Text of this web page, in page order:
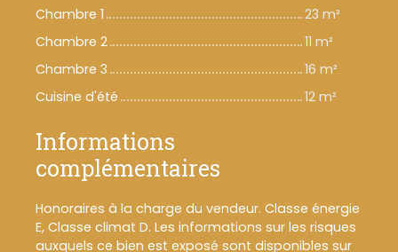
Chambre 1
23 m²
Chambre 2
11 m²
Chambre 3
16 m²
Cuisine d'été
12 m²
Informations
complémentaires
Honoraires à la charge du vendeur. Classe énergie
E, Classe climat D. Les informations sur les risques
auxquels ce bien est exposé sont disponibles sur